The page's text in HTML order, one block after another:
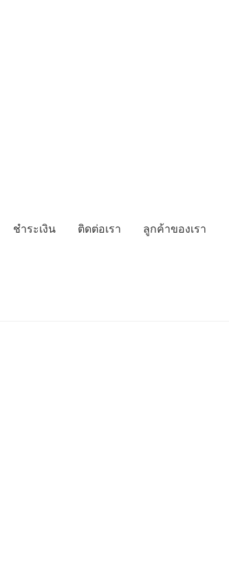
ชำระเงิน ติดต่อเรา ลูกค้าของเรา